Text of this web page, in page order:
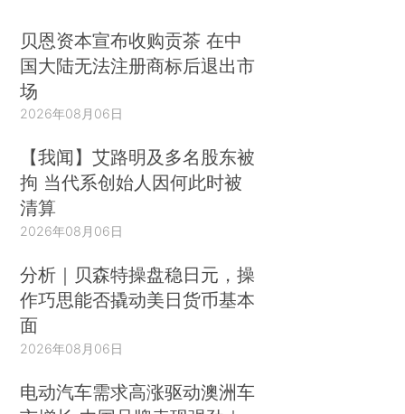
贝恩资本宣布收购贡茶 在中
国大陆无法注册商标后退出市
场
2026年08月06日
【我闻】艾路明及多名股东被
拘 当代系创始人因何此时被
清算
2026年08月06日
分析｜贝森特操盘稳日元，操
作巧思能否撬动美日货币基本
面
2026年08月06日
电动汽车需求高涨驱动澳洲车